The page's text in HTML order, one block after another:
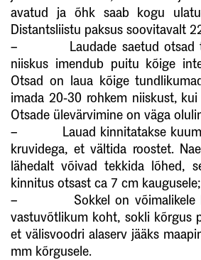
avatud ja õhk saab kogu
Distantsliistu paksus soovitavalt
– Laudade saetud otsad
niiskus imendub puitu kõige
Otsad on laua kõige
imada 20-30 rohkem niiskust,
Otsade ülevärvimine on väga
– Lauad kinnitatakse
kruvidega, et vältida roostet.
lähedalt võivad tekkida lõhed,
kinnitus otsast ca 7 cm kaugusele;
– Sokkel on võimalikele
vastuvõtlikum koht, sokli kõrgus
et välisvoodri alaserv jääks
mm kõrgusele.